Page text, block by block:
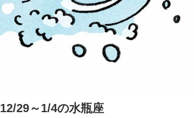
12/29～1/4の水瓶座